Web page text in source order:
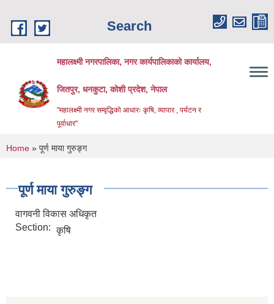
Search
महालक्ष्मी नगरपालिका, नगर कार्यपालिकाको कार्यालय,
जितपुर, धनकुटा, कोशी प्रदेश, नेपाल
"महालक्ष्मी नगर सम्वृद्धिको आधारः कृषि, व्यापार , पर्यटन र
पूर्वाधार"
You are here
Home » पूर्ण माया गुरुङ्ग
पूर्ण माया गुरुङ्ग
वागवनी विकास अधिकृत
Section: कृषि